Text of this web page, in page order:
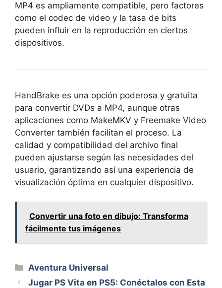
MP4 es ampliamente compatible, pero factores
como el codec de video y la tasa de bits
pueden influir en la reproducción en ciertos
dispositivos.
HandBrake es una opción poderosa y gratuita
para convertir DVDs a MP4, aunque otras
aplicaciones como MakeMKV y Freemake Video
Converter también facilitan el proceso. La
calidad y compatibilidad del archivo final
pueden ajustarse según las necesidades del
usuario, garantizando así una experiencia de
visualización óptima en cualquier dispositivo.
Convertir una foto en dibujo: Transforma
fácilmente tus imágenes
Categorías
Aventura Universal
Jugar PS Vita en PS5: Conéctalos con Esta